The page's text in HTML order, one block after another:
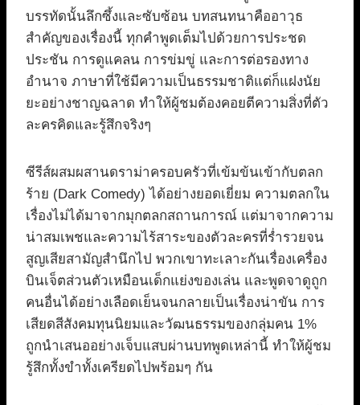
บรรทัดนั้นลึกซึ้งและซับซ้อน บทสนทนาคืออาวุธ
สำคัญของเรื่องนี้ ทุกคำพูดเต็มไปด้วยการประชด
ประชัน การดูแคลน การข่มขู่ และการต่อรองทาง
อำนาจ ภาษาที่ใช้มีความเป็นธรรมชาติแต่ก็แฝงนัย
ยะอย่างชาญฉลาด ทำให้ผู้ชมต้องคอยตีความสิ่งที่ตัว
ละครคิดและรู้สึกจริงๆ
ซีรีส์ผสมผสานดราม่าครอบครัวที่เข้มข้นเข้ากับตลก
ร้าย (Dark Comedy) ได้อย่างยอดเยี่ยม ความตลกใน
เรื่องไม่ได้มาจากมุกตลกสถานการณ์ แต่มาจากความ
น่าสมเพชและความไร้สาระของตัวละครที่ร่ำรวยจน
สูญเสียสามัญสำนึกไป พวกเขาทะเลาะกันเรื่องเครื่อง
บินเจ็ตส่วนตัวเหมือนเด็กแย่งของเล่น และพูดจาดูถูก
คนอื่นได้อย่างเลือดเย็นจนกลายเป็นเรื่องน่าขัน การ
เสียดสีสังคมทุนนิยมและวัฒนธรรมของกลุ่มคน 1%
ถูกนำเสนออย่างเจ็บแสบผ่านบทพูดเหล่านี้ ทำให้ผู้ชม
รู้สึกทั้งขำทั้งเครียดไปพร้อมๆ กัน